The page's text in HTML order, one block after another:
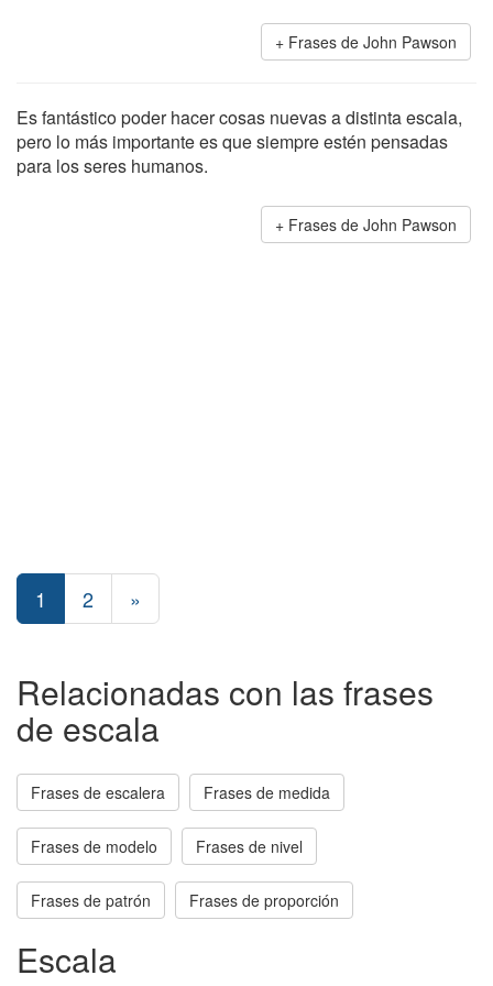
Frases de John Pawson
Es fantástico poder hacer cosas nuevas a distinta escala,
pero lo más importante es que siempre estén pensadas
para los seres humanos.
Frases de John Pawson
1 2 »
Relacionadas con las frases
de escala
Frases de escalera Frases de medida
Frases de modelo Frases de nivel
Frases de patrón Frases de proporción
Escala